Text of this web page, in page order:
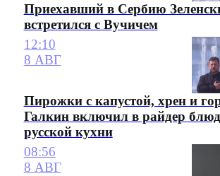
Приехавший в Сербию
встретился с Вучичем
12:10
8 АВГ
Пирожки с капустой, хрен и
Галкин включил в райдер
русской кухни
08:56
8 АВГ